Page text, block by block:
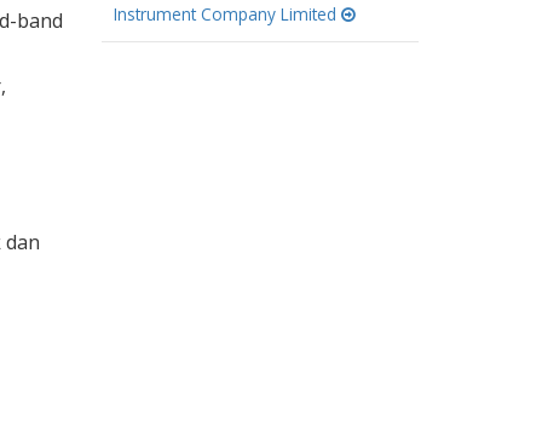
band
Instrument Company Limited